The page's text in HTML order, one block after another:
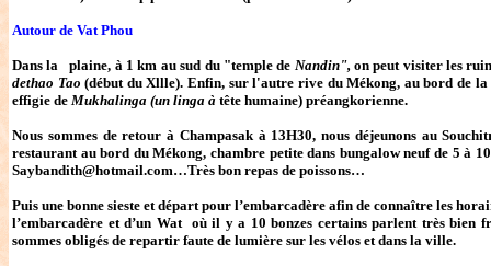
Autour de Vat Phou
Dans la plaine, à 1 km au sud du "temple de Nandin", on peut visiter les
dethao Tao(début du Xllle). Enfin, sur l'autre rive du Mékong, au bord de
effigie de Mukhalinga (un linga à tête humaine) préangkorienne.
Nous sommes de retour à Champasak à 13H30, nous déjeunons au
restaurant au bord du Mékong, chambre petite dans bungalow neuf de 5 à
Saybandith@hotmail.com…Très bon repas de poissons…
Puis une bonne sieste et départ pour l’embarcadère afin de connaître les
l’embarcadère et d’un Wat où il y a 10 bonzes certains parlent très bien
sommes obligés de repartir faute de lumière sur les vélos et dans la ville.